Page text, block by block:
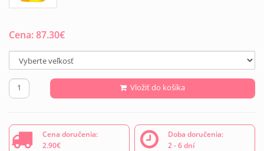
Cena:87.30€
Vložiť do košíka
Cena doručenia:
2.90€
Doba doručenia:
2 - 6 dní